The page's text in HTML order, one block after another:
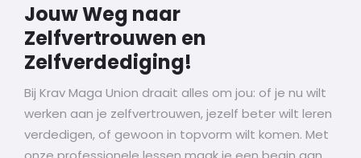
Jouw Weg naar
Zelfvertrouwen en
Zelfverdediging!
Bij Krav Maga Union draait alles om jou: of je nu wilt
werken aan je zelfvertrouwen, jezelf beter wilt leren
verdedigen, of gewoon in topvorm wilt komen. Met